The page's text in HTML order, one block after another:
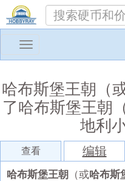
Toggle
哈布斯堡王朝（
了哈布斯堡王朝
地利
查看 编辑
哈布斯堡王朝 （或哈布斯